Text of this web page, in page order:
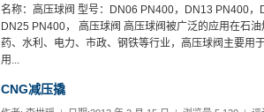
名称：高压球阀 型号：DN06 PN400，DN13 PN400
DN25 PN400， 高压球阀 高压球阀被广泛的应用在石
药、水利、电力、市政、钢铁等行业，高压球阀主要用
用...
CNG减压撬